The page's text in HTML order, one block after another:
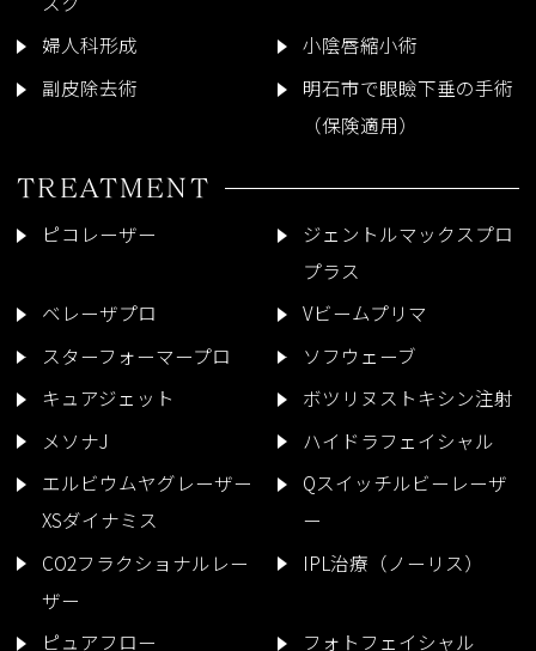
婦人科形成
小陰唇縮小術
副皮除去術
明石市で眼瞼下垂の手術
（保険適用）
TREATMENT
ピコレーザー
ジェントルマックスプロ
プラス
ベレーザプロ
Vビームプリマ
スターフォーマープロ
ソフウェーブ
キュアジェット
ボツリヌストキシン注射
メソナJ
ハイドラフェイシャル
エルビウムヤグレーザー
XSダイナミス
Qスイッチルビーレーザ
ー
CO2フラクショナルレー
ザー
IPL治療（ノーリス）
ピュアフロー フォトフェイシャル